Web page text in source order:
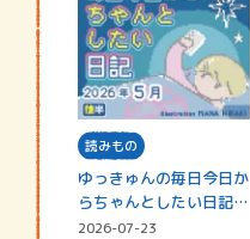
読みもの
ゆっきゅんの毎日今日か
らちゃんとしたい日記
☆202…
2026-07-23